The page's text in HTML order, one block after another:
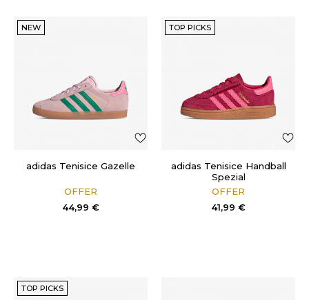
NEW
adidas Tenisice Gazelle
OFFER
44,99 €
TOP PICKS
adidas Tenisice Handball
Spezial
OFFER
41,99 €
TOP PICKS